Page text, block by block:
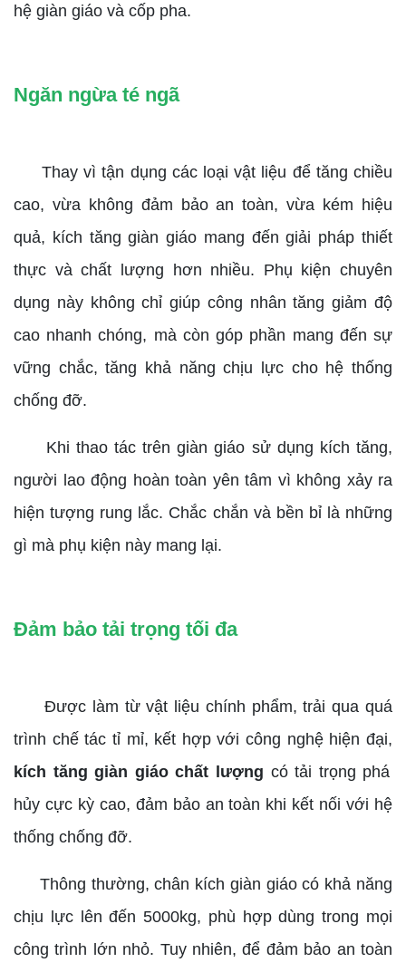
hệ giàn giáo và cốp pha.
Ngăn ngừa té ngã
Thay vì tận dụng các loại vật liệu để tăng chiều
cao, vừa không đảm bảo an toàn, vừa kém hiệu
quả, kích tăng giàn giáo mang đến giải pháp thiết
thực và chất lượng hơn nhiều. Phụ kiện chuyên
dụng này không chỉ giúp công nhân tăng giảm độ
cao nhanh chóng, mà còn góp phần mang đến sự
vững chắc, tăng khả năng chịu lực cho hệ thống
chống đỡ.
Khi thao tác trên giàn giáo sử dụng kích tăng,
người lao động hoàn toàn yên tâm vì không xảy ra
hiện tượng rung lắc. Chắc chắn và bền bỉ là những
gì mà phụ kiện này mang lại.
Đảm bảo tải trọng tối đa
Được làm từ vật liệu chính phẩm, trải qua quá
trình chế tác tỉ mỉ, kết hợp với công nghệ hiện đại,
kích tăng giàn giáo chất lượng có tải trọng phá
hủy cực kỳ cao, đảm bảo an toàn khi kết nối với hệ
thống chống đỡ.
Thông thường, chân kích giàn giáo có khả năng
chịu lực lên đến 5000kg, phù hợp dùng trong mọi
công trình lớn nhỏ. Tuy nhiên, để đảm bảo an toàn